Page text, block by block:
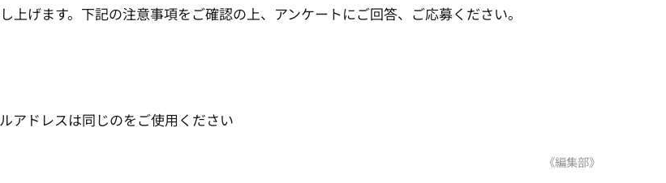
げます。下記の注意事項をご確認の上、アンケートにご回答、ご応募ください。
アドレスは同じのをご使用ください
《編集部》